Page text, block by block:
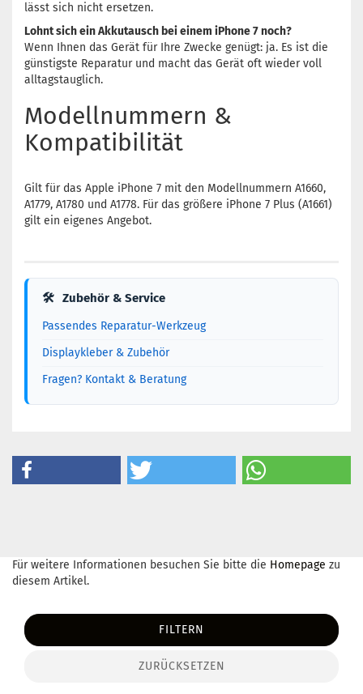
lässt sich nicht ersetzen.
Lohnt sich ein Akkutausch bei einem iPhone 7 noch?
Wenn Ihnen das Gerät für Ihre Zwecke genügt: ja. Es ist die
günstigste Reparatur und macht das Gerät oft wieder voll
alltagstauglich.
Modellnummern &
Kompatibilität
Gilt für das Apple iPhone 7 mit den Modellnummern A1660,
A1779, A1780 und A1778. Für das größere iPhone 7 Plus (A1661)
gilt ein eigenes Angebot.
🛠 Zubehör & Service
Passendes Reparatur-Werkzeug
Displaykleber & Zubehör
Fragen? Kontakt & Beratung
Für weitere Informationen besuchen Sie bitte die Homepage zu
diesem Artikel.
FILTERN
ZURÜCKSETZEN